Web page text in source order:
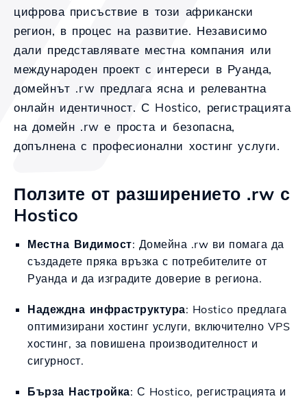
цифрова присъствие в този африкански
регион, в процес на развитие. Независимо
дали представлявате местна компания или
международен проект с интереси в Руанда,
домейнът .rw предлага ясна и релевантна
онлайн идентичност. С Hostico, регистрацията
на домейн .rw е проста и безопасна,
допълнена с професионални хостинг услуги.
Ползите от разширението .rw с
Hostico
Местна Видимост: Домейна .rw ви помага да
създадете пряка връзка с потребителите от
Руанда и да изградите доверие в региона.
Надеждна инфраструктура: Hostico предлага
оптимизирани хостинг услуги, включително VPS
хостинг, за повишена производителност и
сигурност.
Бърза Настройка: С Hostico, регистрацията и